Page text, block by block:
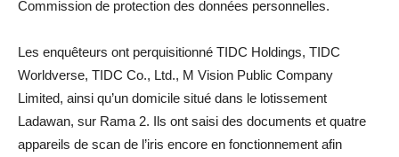
Commission de protection des données personnelles.
Les enquêteurs ont perquisitionné TIDC Holdings, TIDC
Worldverse, TIDC Co., Ltd., M Vision Public Company
Limited, ainsi qu’un domicile situé dans le lotissement
Ladawan, sur Rama 2. Ils ont saisi des documents et quatre
appareils de scan de l’iris encore en fonctionnement afin